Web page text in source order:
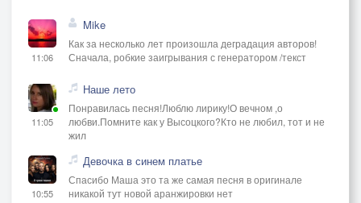
11:06
Mike
Как за несколько лет произошла деградация авторов!
Сначала, робкие заигрывания с генератором /текст
11:05
Наше лето
Понравилась песня!Люблю лирику!О вечном ,о
любви.Помните как у Высоцкого?Кто не любил, тот и не
жил
10:55
Девочка в синем платье
Спасибо Маша это та же самая песня в оригинале
никакой тут новой аранжировки нет